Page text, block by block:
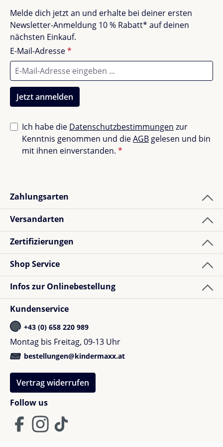
Nach dem Schwimmen ausspülen, nicht
auswringen
Nicht im Trockner trocknen, nicht bügeln, nicht
bleichen
Kombiniere dieLiewood Manilla Baby Badehose
einem passenden Liewood Sonnenhut für noch mehr
Schutz. Jetzt entdecken & sorgenfrei den Sommer
Keine Bewertungen gefunden. Teile deine
Erfahrungen mit anderen.
Melde dich jetzt an und erhalte bei deiner ersten
Newsletter-Anmeldung 10 % Rabatt* auf deinen
nächsten Einkauf.
E-Mail-Adresse*
Jetzt anmelden
Ich habe die Datenschutzbestimmungen zur
Kenntnis genommen und dieAGB gelesen und bin
mit ihnen einverstanden. *
Zahlungsarten
Versandarten
Zertifizierungen
Follow us
Shop Service
Infos zur Onlinebestellung
Kundenservice
+43 (0) 658 220 989
Montag bis Freitag, 09-13 Uhr
bestellungen@kindermaxx.at
Vertrag widerrufen